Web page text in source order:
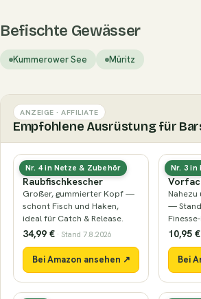
Befischte Gewässer
Kummerower See Müritz
ANZEIGE · AFFILIATE
Empfohlene Ausrüstung für
Nr. 4 in Netze & Zubehör
Gummierter
Raubfischkescher
Großer, gummierter Kopf —
schont Fisch und Haken,
ideal für Catch & Release.
34,99 € · Stand 7.8.2026
Bei Amazon ansehen ↗
Nr. 3 in
—
10,95 €
Bei